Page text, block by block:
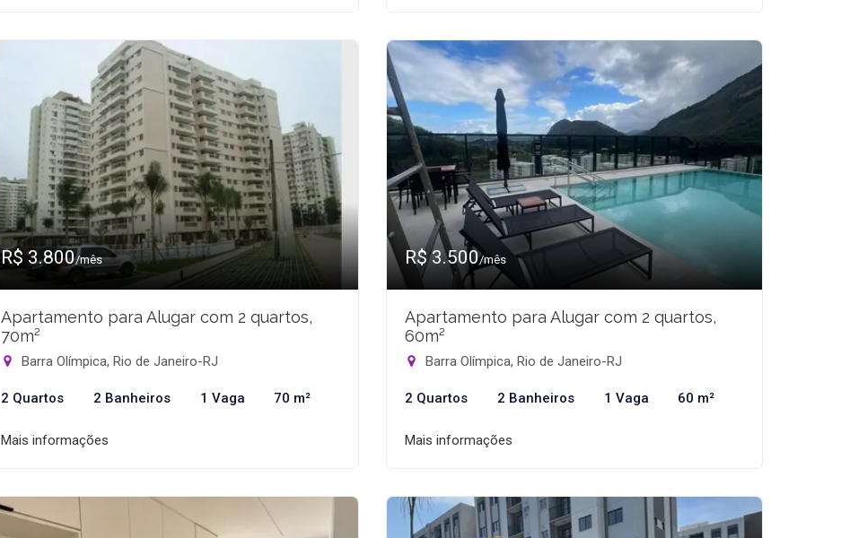
R$ 3.800/mês
Apartamento para Alugar com 2 quartos,
70m²
Barra Olímpica, Rio de Janeiro-RJ
2 Quartos 2 Banheiros 1 Vaga 70 m²
Mais informações
R$ 3.500/mês
Apartamento para Alugar com 2 quartos,
60m²
Barra Olímpica, Rio de Janeiro-RJ
2 Quartos 2 Banheiros 1 Vaga 60 m²
Mais informações